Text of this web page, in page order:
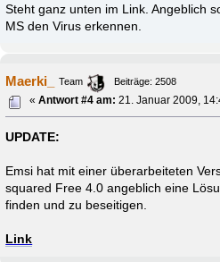
Steht ganz unten im Link. Angeblich
MS den Virus erkennen.
Maerki_ Team
Beiträge: 2508
«Antwort #4 am: 21. Januar 2009,
UPDATE:
Emsi hat mit einer überarbeiteten
squared Free 4.0 angeblich eine
finden und zu beseitigen.
Link